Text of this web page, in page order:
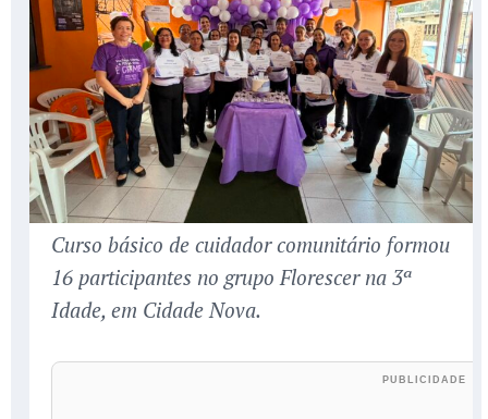
Curso básico de cuidador comunitário formou
16 participantes no grupo Florescer na 3ª
Idade, em Cidade Nova.